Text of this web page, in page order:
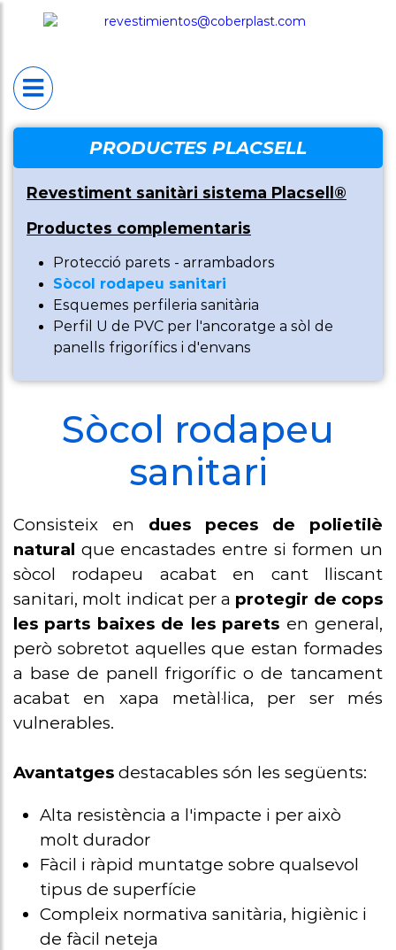
INICI PLACSELL®
Placsell® Sanitario
Decorativo (PSD)
Antimicrobiano
(PSA)
Placsell® Sanitario
Techos (PST)
Protecció
Sòcol/Sòcol
sanitari
Perfileria
sanitària
Perfil U
ancoratge a
PRODUCTES PLACSELL
Revestiment sanitàri sistema Placsell®
Productes complementaris
Protecció parets - arrambadors
Sòcol rodapeu sanitari
Esquemes perfileria sanitària
Perfil U de PVC per l'ancoratge a sòl de
panells frigorífics i d'envans
Sòcol rodapeu
sanitari
Consisteix en dues peces de polietilè
natural que encastades entre si formen un
sòcol rodapeu acabat en cant lliscant
sanitari, molt indicat per a protegir de cops
les parts baixes de les parets en general,
però sobretot aquelles que estan formades
a base de panell frigorífic o de tancament
acabat en xapa metàl·lica, per ser més
vulnerables.
Avantatges destacables són les següents:
Alta resistència a l'impacte i per això
molt durador
Fàcil i ràpid muntatge sobre qualsevol
tipus de superfície
Compleix normativa sanitària, higiènic i
de fàcil neteja